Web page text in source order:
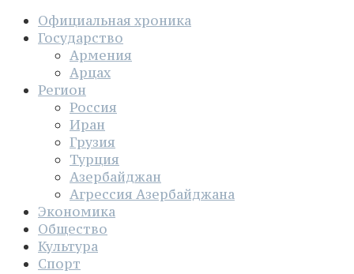
Официальная хроника
Государство
Армения
Арцах
Регион
Россия
Иран
Грузия
Турция
Азербайджан
Агрессия Азербайджана
Экономика
Общество
Культура
Спорт